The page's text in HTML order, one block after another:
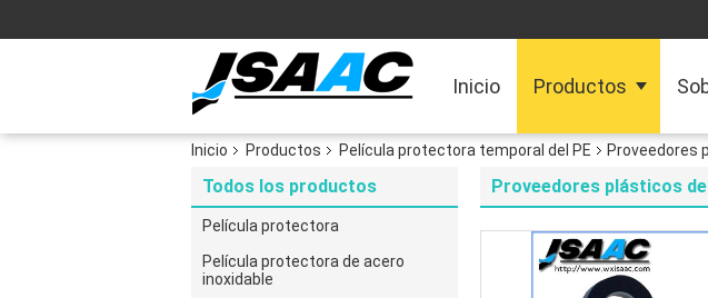
Inicio Productos
Inicio Productos Película protectora temporal del PE Proveedores
Todos los productos
Película protectora
Película protectora de acero
inoxidable
Proveedores plásticos